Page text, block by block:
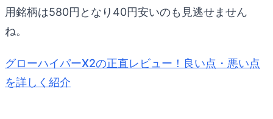
用銘柄は580円となり40円安いのも見逃せません
ね。
グローハイパーX2の正直レビュー！良い点・悪い点
を詳しく紹介